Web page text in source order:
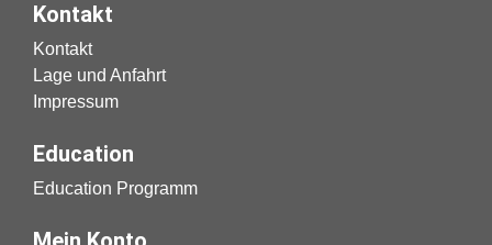
Kontakt
Kontakt
Lage und Anfahrt
Impressum
Education
Education Programm